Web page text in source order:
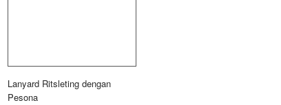
Lanyard Ritsleting dengan
Pesona